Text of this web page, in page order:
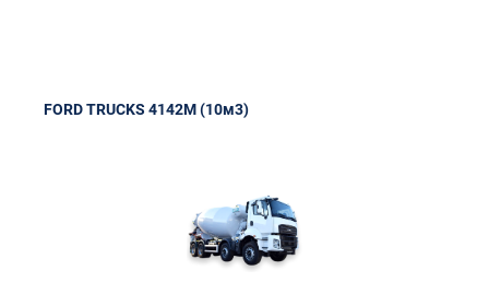
FORD TRUCKS 4142М (10м3)